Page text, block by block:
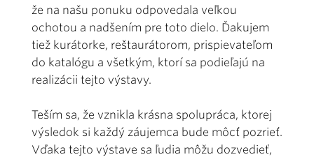
že na našu ponuku odpovedala veľkou
ochotou a nadšením pre toto dielo. Ďakujem
tiež kurátorke, reštaurátorom, prispievateľom
do katalógu a všetkým, ktorí sa podieľajú na
realizácii tejto výstavy.
Teším sa, že vznikla krásna spolupráca, ktorej
výsledok si každý záujemca bude môcť pozrieť.
Vďaka tejto výstave sa ľudia môžu dozvedieť,